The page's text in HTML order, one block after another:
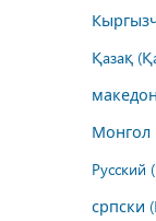
Қазақ
Монгол
Русский
српски